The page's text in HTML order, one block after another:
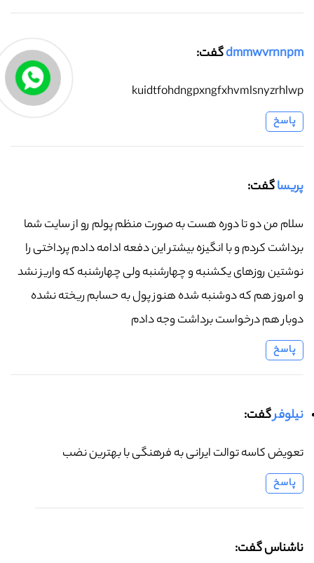
dmmwvrnnpmگفت:
kuidtfohdngpxngfxhvmlsnyzrhlwp
پاسخ
پریساگفت:
سلام من دو تا دوره هست به صورت منظم پولم رو از سایت شما
برداشت کردم و با انگیزه بیشتر این دفعه ادامه دادم پرداختی را
نوشتین روزهای یکشنبه و چهارشنبه ولی چهارشنبه که واریز نشد
و امروز هم که دوشنبه شده هنوز پول به حسابم ریخته نشده
دوبار هم درخواست برداشت وجه دادم
پاسخ
نیلوفرگفت:
تعویض کاسه توالت ایرانی به فرهنگی با بهترین نضب
پاسخ
ناشناس گفت: